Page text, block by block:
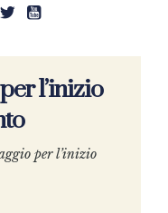
l’inizio
per l’inizio